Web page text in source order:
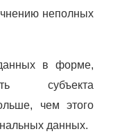
неполных
в форме,
субъекта
чем этого
данных.